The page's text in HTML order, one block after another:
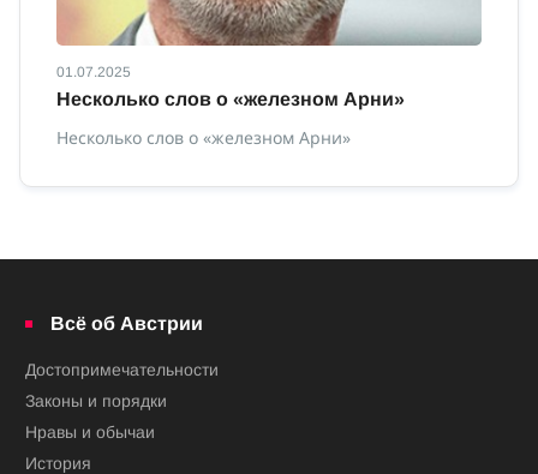
01.07.2025
Несколько слов о «железном Арни»
Несколько слов о «железном Арни»
Всё об Австрии
Достопримечательности
Законы и порядки
Нравы и обычаи
История